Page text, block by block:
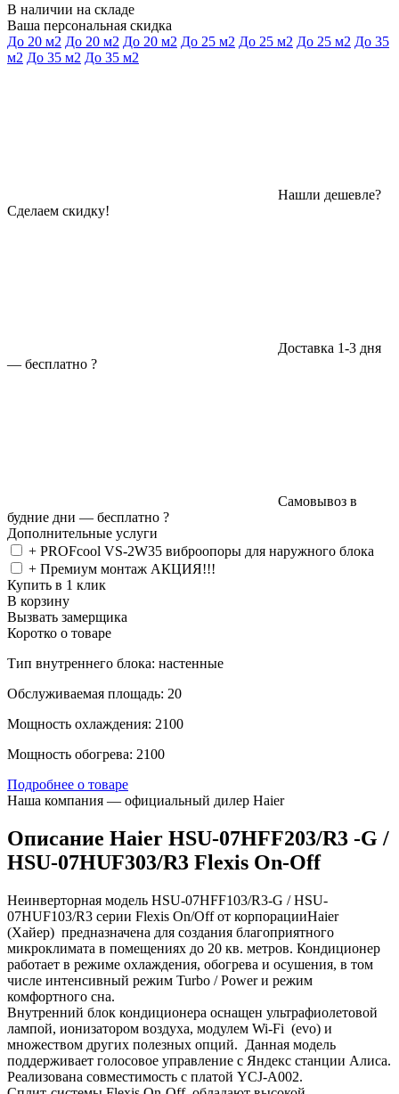
В наличии на складе
Ваша персональная скидка
До 20 м2 До 20 м2 До 20 м2 До 25 м2 До 25 м2 До 25 м2 До 35
м2 До 35 м2 До 35 м2
Нашли дешевле?
Сделаем скидку!
Доставка 1-3 дня
— бесплатно ?
Самовывоз в
будние дни — бесплатно ?
Дополнительные услуги
+ PROFcool VS-2W35 виброопоры для наружного блока
+ Премиум монтаж АКЦИЯ!!!
Купить в 1 клик
В корзину
Вызвать замерщика
Коротко о товаре
Тип внутреннего блока: настенные
Обслуживаемая площадь: 20
Мощность охлаждения: 2100
Мощность обогрева: 2100
Подробнее о товаре
Наша компания — официальный дилер Haier
Описание Haier HSU-07HFF203/R3 -G /
HSU-07HUF303/R3 Flexis On-Off
Неинверторная модель HSU-07HFF103/R3-G / HSU-
07HUF103/R3 серии Flexis On/Off от корпорацииHaier
(Хайер) предназначена для создания благоприятного
микроклимата в помещениях до 20 кв. метров. Кондиционер
работает в режиме охлаждения, обогрева и осушения, в том
числе интенсивный режим Turbo / Power и режим
комфортного сна.
Внутренний блок кондиционера оснащен ультрафиолетовой
лампой, ионизатором воздуха, модулем Wi-Fi (evo) и
множеством других полезных опций. Данная модель
поддерживает голосовое управление с Яндекс станции Алиса.
Реализована совместимость с платой YCJ-A002.